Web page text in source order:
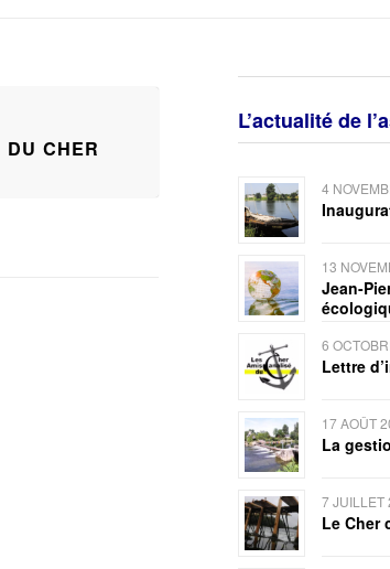
CHER
L’actualité de
4
13
Jean-
6
Lettre
17 AOÛT
La
7 JUILLET
Le Cher